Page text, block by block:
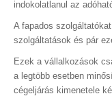
indokolatlanul az
A fapados
szolgáltatások és pár
Ezek a vállalkozások
a legtöbb esetben
cégeljárás kimenetele